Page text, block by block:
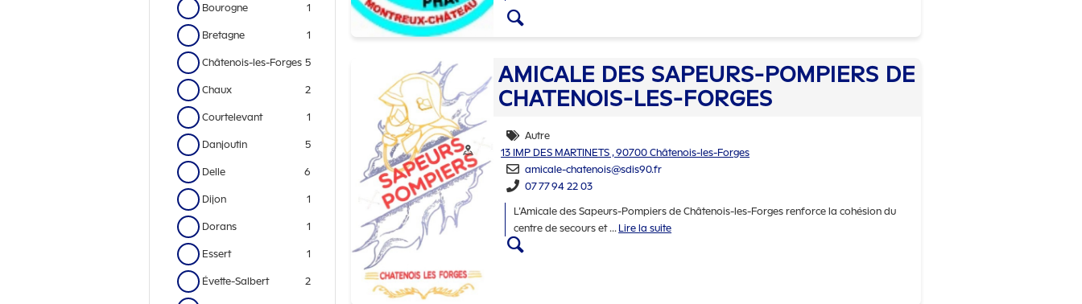
Bourogne
1
Bretagne
1
Châtenois-les-Forges 5
Chaux
2
Courtelevant
1
Danjoutin
5
Delle
6
Dijon
1
Dorans
1
Essert
1
Évette-Salbert
2
Accéder aux détails de AERO MICRO CLUB DE PHAFFANS
AMICALE DES SAPEURS-POMPIERS DE
CHATENOIS-LES-FORGES
Thématiques
Autre
Adresse :
13 IMP DES MARTINETS , 90700 Châtenois-les-Forges
amicale-chatenois@sdis90.fr
07 77 94 22 03
L’Amicale des Sapeurs-Pompiers de Châtenois-les-Forges renforce la cohésion du
centre de secours et...Lire la suite
Accéder aux détails de AMICALE DES SAPEURS-POMPIERS DE